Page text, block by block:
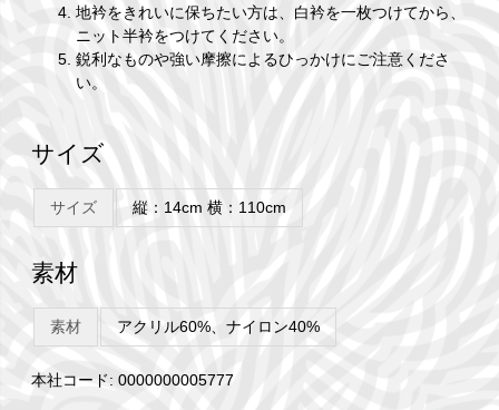
地衿をきれいに保ちたい方は、白衿を一枚つけてから、
ニット半衿をつけてください。
鋭利なものや強い摩擦によるひっかけにご注意くださ
い。
サイズ
サイズ 縦：14cm 横：110cm
素材
素材 アクリル60%、ナイロン40%
本社コード: 0000000005777